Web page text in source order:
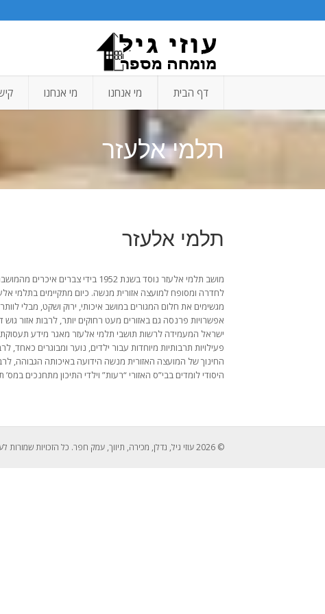
דף הבית מי אנחנו מי אנחנו
תלמי אלעזר
תלמי אלעזר
מושב תלמי אלעזר נוסד בשנת
לחדרה ומסופח למועצה אזורית מנשה. כיום מתקיימים בתלמי
מגשימים את חלום המגורים במושב איכותי, ירוק ושקט, מבלי
אפשרויות פרנסה גם באזורים מעט רחוקים יותר, לרבות אזור
ישראל המעמידה לרשות תושבי תלמי אלעזר מאגר מידע תעסוקתי
פעילויות תרבותיות מיוחדות עבור ילדים, נוער ומבוגרים
החינוך של המועצה האזורית מנשה הידועה באיכותה הגבוהה,
היסודי לומדים בבי”ס האזורי “רעות” וילדי התיכון מתחנכים במס’
© 2026 עוזי גיל, נדלן, מכירה, תיווך, עמק חפר. כל הזכויות שמורות לעוזי גיל 052-2429526